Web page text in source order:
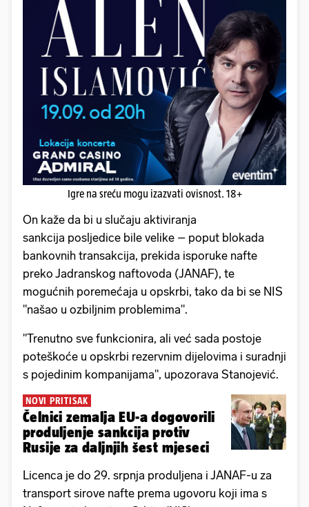
Igre na sreću mogu izazvati ovisnost. 18+
On kaže da bi u slučaju aktiviranja
sankcija posljedice bile velike – poput blokada
bankovnih transakcija, prekida isporuke nafte
preko Jadranskog naftovoda (JANAF), te
mogućnih poremećaja u opskrbi, tako da bi se NIS
"našao u ozbiljnim problemima".
"Trenutno sve funkcionira, ali već sada postoje
poteškoće u opskrbi rezervnim dijelovima i suradnji
s pojedinim kompanijama", upozorava Stanojević.
NOVI PRITISAK
Čelnici zemalja EU-a dogovorili
produljenje sankcija protiv
Rusije za daljnjih šest mjeseci
Licenca je do 29. srpnja produljena i JANAF-u za
transport sirove nafte prema ugovoru koji ima s